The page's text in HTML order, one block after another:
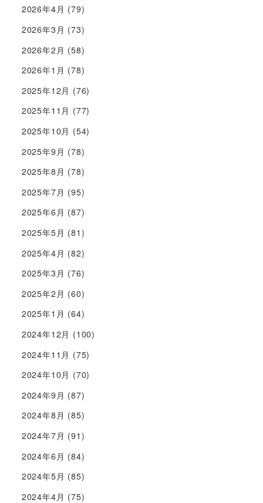
2026年4月 (79)
2026年3月 (73)
2026年2月 (58)
2026年1月 (78)
2025年12月 (76)
2025年11月 (77)
2025年10月 (54)
2025年9月 (78)
2025年8月 (78)
2025年7月 (95)
2025年6月 (87)
2025年5月 (81)
2025年4月 (82)
2025年3月 (76)
2025年2月 (60)
2025年1月 (64)
2024年12月 (100)
2024年11月 (75)
2024年10月 (70)
2024年9月 (87)
2024年8月 (85)
2024年7月 (91)
2024年6月 (84)
2024年5月 (85)
2024年4月 (75)